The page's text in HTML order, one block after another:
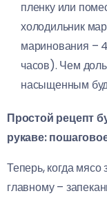
пленку или
холодильник
маринования –
часов). Чем
насыщенным
Простой рецепт
рукаве:
Теперь, когда
главному –